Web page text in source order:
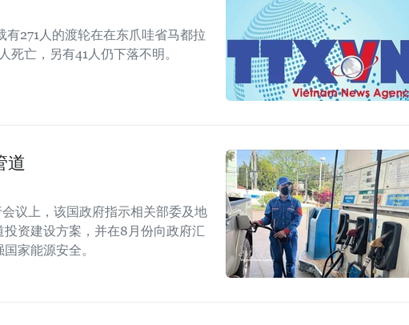
271人的渡轮在在东爪哇省马都拉
死亡，另有41人仍下落不明。
道
议上，该国政府指示相关部委及地
资建设方案，并在8月份向政府汇
家能源安全。